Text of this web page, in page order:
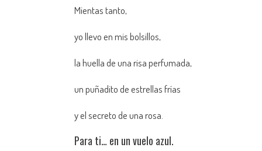
Mientas tanto,
yo llevo en mis bolsillos,
la huella de una risa perfumada,
un puñadito de estrellas frías
y el secreto de una rosa.
Para ti… en un vuelo azul.